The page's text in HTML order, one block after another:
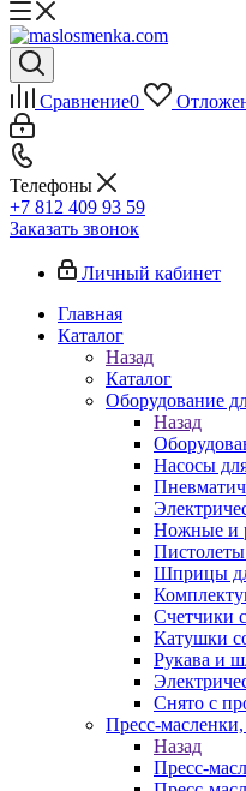
Сравнение0
Телефоны
+7 812 409 93 59
Заказать звонок
Личный кабинет
Главная
Каталог
Назад
Каталог
Оборудование
Назад
Насосы
Ножные и
Пистолеты
Шприцы
Счетчики
Катушки
Рукава и
Снято с
Пресс-
Назад
Пресс-